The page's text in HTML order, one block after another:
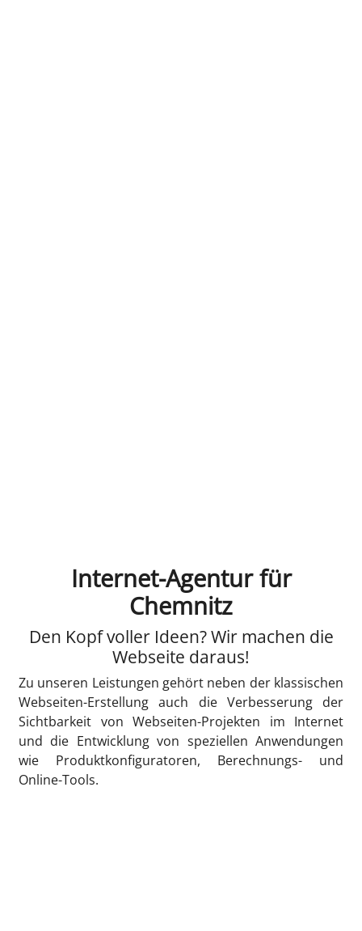
Internet-Agentur für
Chemnitz
Den Kopf voller Ideen? Wir machen die
Webseite daraus!
Zu unseren Leistungen gehört neben der klassischen
Webseiten-Erstellung auch die Verbesserung der
Sichtbarkeit von Webseiten-Projekten im Internet
und die Entwicklung von speziellen Anwendungen
wie Produktkonfiguratoren, Berechnungs- und
Online-Tools.